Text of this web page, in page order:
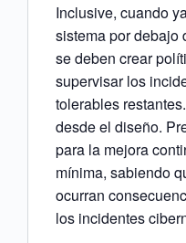
Inclusive, cuando
sistema por debajo
se deben crear
supervisar los
tolerables
desde el diseño.
para la mejora
mínima, sabiendo
ocurran
los incidentes